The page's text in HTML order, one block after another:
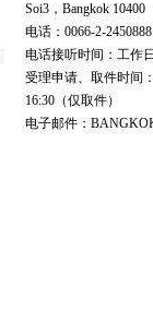
Soi3，Bangkok 10400
电话：0066-2-
电话接听时间：工作
受理申请、取件时间
16:30（仅取件）
电子邮件：